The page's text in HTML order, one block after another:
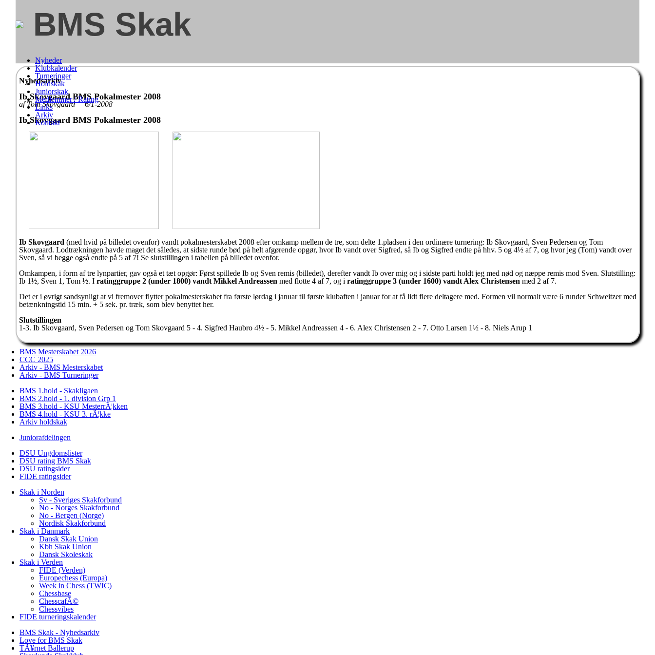
BMS Skak
Nyheder
Klubkalender
Turneringer
Holdskak
Juniorskak
Medlemmer / Rating
Links
Arkiv
Kontakt
Nyhedsarkiv
Ib Skovgaard BMS Pokalmester 2008
af Tom Skovgaard 6/1-2008
Ib Skovgaard BMS Pokalmester 2008
Ib Skovgaard (med hvid på billedet ovenfor) vandt pokalmesterskabet 2008 efter omkamp mellem de tre, som delte 1.pladsen i den ordinære turnering: Ib Skovgaard, Sven Pedersen og Tom
Skovgaard. Lodtrækningen havde maget det således, at sidste runde bød på helt afgørende opgør, hvor Ib vandt over Sigfred, så Ib og Sigfred endte på hhv. 5 og 4½ af 7, og hvor jeg (Tom) vandt over
Sven, så vi begge også endte på 5 af 7! Se slutstillingen i tabellen på billedet ovenfor.
Omkampen, i form af tre lynpartier, gav også et tæt opgør: Først spillede Ib og Sven remis (billedet), derefter vandt Ib over mig og i sidste parti holdt jeg med nød og næppe remis mod Sven. Slutstilling:
Ib 1½, Sven 1, Tom ½. I ratinggruppe 2 (under 1800) vandt Mikkel Andreassen med flotte 4 af 7, og i ratinggruppe 3 (under 1600) vandt Alex Christensen med 2 af 7.
Det er i øvrigt sandsynligt at vi fremover flytter pokalmesterskabet fra første lørdag i januar til første klubaften i januar for at få lidt flere deltagere med. Formen vil normalt være 6 runder Schweitzer med
betænkningstid 15 min. + 5 sek. pr. træk, som blev benyttet her.
Slutstillingen
1-3. Ib Skovgaard, Sven Pedersen og Tom Skovgaard 5 - 4. Sigfred Haubro 4½ - 5. Mikkel Andreassen 4 - 6. Alex Christensen 2 - 7. Otto Larsen 1½ - 8. Niels Arup 1
BMS Mesterskabet 2026
CCC 2025
Arkiv - BMS Mesterskabet
Arkiv - BMS Turneringer
BMS 1.hold - Skakligaen
BMS 2.hold - 1. division Grp 1
BMS 3.hold - KSU MesterrÃ¦kken
BMS 4.hold - KSU 3. rÃ¦kke
Arkiv holdskak
Juniorafdelingen
DSU Ungdomslister
DSU rating BMS Skak
DSU ratingsider
FIDE ratingsider
Skak i Norden
Sv - Sveriges Skakforbund
No - Norges Skakforbund
No - Bergen (Norge)
Nordisk Skakforbund
Skak i Danmark
Dansk Skak Union
Kbh Skak Union
Dansk Skoleskak
Skak i Verden
FIDE (Verden)
Europechess (Europa)
Week in Chess (TWIC)
Chessbase
ChesscafÃ©
Chessvibes
FIDE turneringskalender
BMS Skak - Nyhedsarkiv
Love for BMS Skak
TÃ¥rnet Ballerup